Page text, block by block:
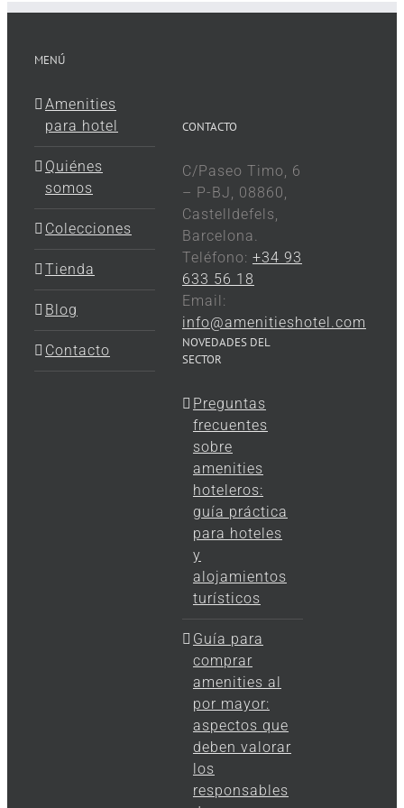
MENÚ
Amenities
para hotel
Quiénes
somos
Colecciones
Tienda
Blog
Contacto
CONTACTO
C/Paseo Timo, 6
– P-BJ, 08860,
Castelldefels,
Barcelona.
Teléfono: +34 93
633 56 18
Email:
info@amenitieshotel.com
NOVEDADES DEL
SECTOR
Preguntas
frecuentes
sobre
amenities
hoteleros:
guía práctica
para hoteles
y
alojamientos
turísticos
Guía para
comprar
amenities al
por mayor:
aspectos que
deben valorar
los
responsables